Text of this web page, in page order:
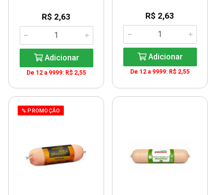
R$ 2,63
Adicionar
De 12 a 9999: R$ 2,55
R$ 2,63
Adicionar
De 12 a 9999: R$ 2,55
% PROMOÇÃO